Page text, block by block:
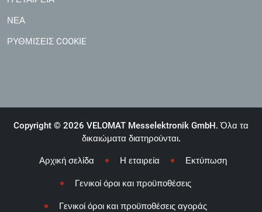
ΝΈΑ
ΡΥΘΜΊΣΕΙΣ COOKIE
Αρχική σελίδα Η εταιρεία Εκτύπωση
Γενικοί όροι και προϋποθέσεις
Γενικοί όροι και προϋποθέσεις αγοράς
Copyright © 2026 VELOMAT Messelektronik GmbH. Όλα τα
δικαιώματα διατηρούνται.